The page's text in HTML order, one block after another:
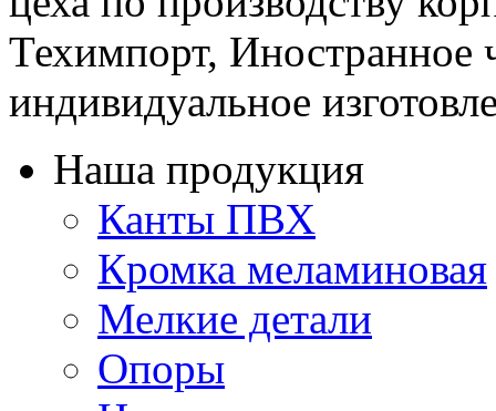
Техимпорт,
индивидуальное
Наша продукция
Канты ПВХ
Кромка меламиновая
Мелкие детали
Опоры